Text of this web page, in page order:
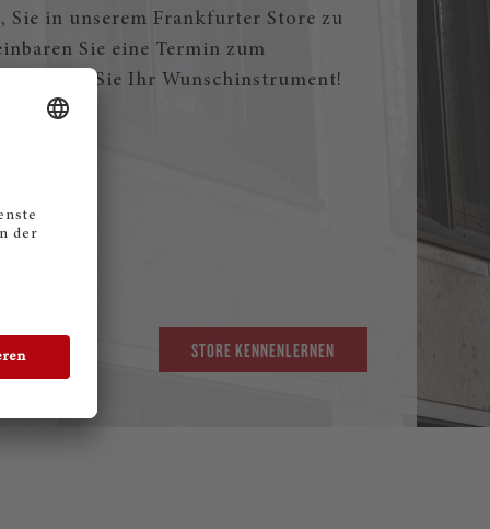
Sie in unserem Frankfurter Store zu
Sie eine Termin zum
finden Sie Ihr Wunschinstrument!
STORE KENNENLERNEN